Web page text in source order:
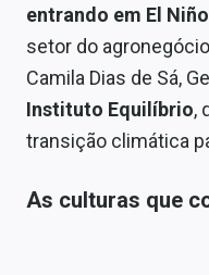
entrando em El Niño
setor do
Camila Dias de Sá,
Instituto Equilíbrio,
transição climática
As culturas que